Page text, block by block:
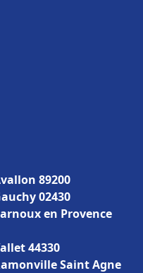
89200
02430
en Provence
44330
Saint Agne